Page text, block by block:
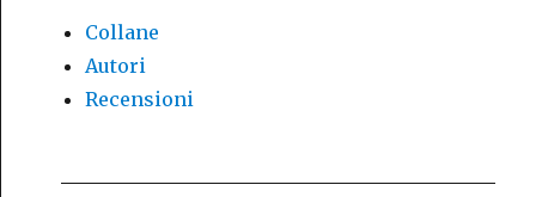
Collane
Autori
Recensioni